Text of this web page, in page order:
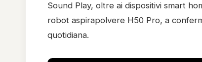
Sound Play, oltre ai dispositivi smart
robot aspirapolvere H50 Pro, a
quotidiana.